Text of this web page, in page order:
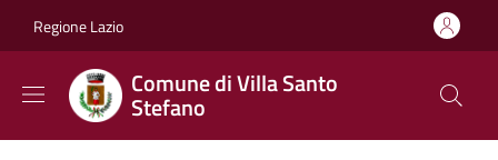
Regione Lazio
Comune di Villa Santo
Stefano